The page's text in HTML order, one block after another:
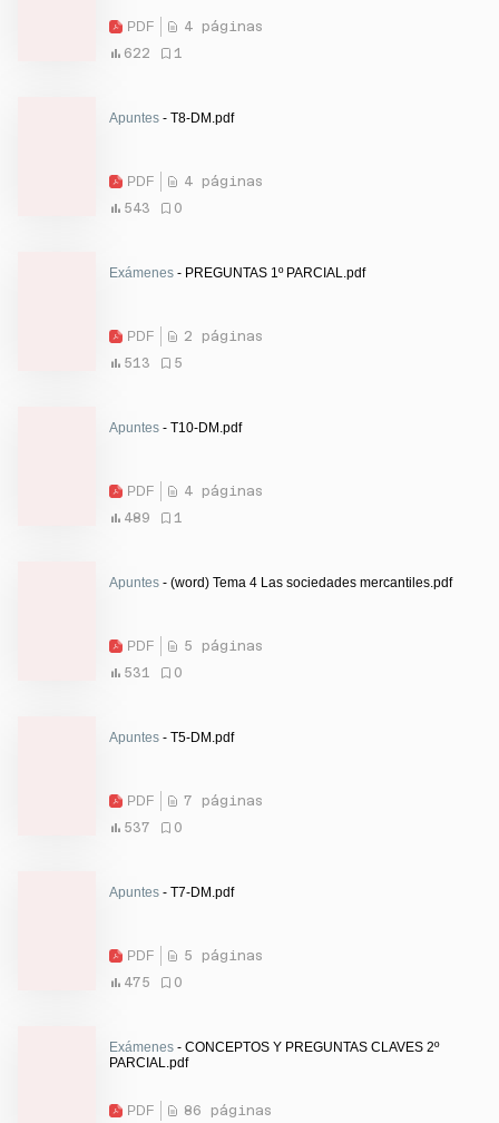
PDF
4 páginas
622
1
Apuntes - T8-DM.pdf
PDF
4 páginas
543
0
Exámenes - PREGUNTAS 1º PARCIAL.pdf
PDF
2 páginas
513
5
Apuntes - T10-DM.pdf
PDF
4 páginas
489
1
Apuntes - (word) Tema 4 Las sociedades mercantiles.pdf
PDF
5 páginas
531
0
Apuntes - T5-DM.pdf
PDF
7 páginas
537
0
Apuntes - T7-DM.pdf
PDF
5 páginas
475
0
Exámenes - CONCEPTOS Y PREGUNTAS CLAVES 2º
PARCIAL.pdf
PDF 86 páginas